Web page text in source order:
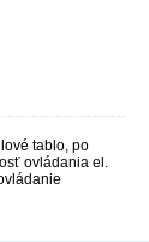
tablo, po
ovládania el.